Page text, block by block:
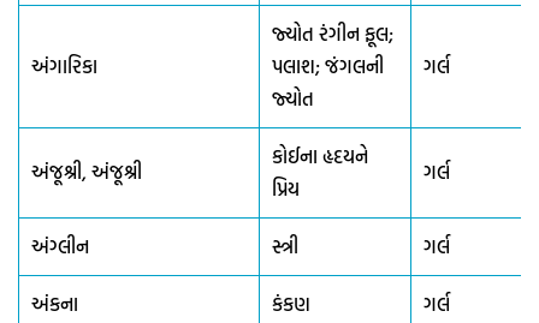
અંગારિકા
જ્યોત રંગીન ફૂલ;
પલાશ; જંગલની
જ્યોત
ગર્લ
અંજૂશ્રી, અંજૂશ્રી
કોઈના હૃદયને
પ્રિય
ગર્લ
અંગ્લીન સ્ત્રી
ગર્લ
અંકના
કંકણ ગર્લ